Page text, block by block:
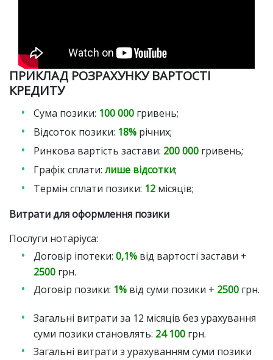
ПРИКЛАД РОЗРАХУНКУ ВАРТОСТІ
КРЕДИТУ
Сума позики: 100 000 гривень;
Відсоток позики: 18% річних;
Ринкова вартість застави: 200 000 гривень;
Графік сплати: лише відсотки;
Термін сплати позики: 12 місяців;
Витрати для оформлення позики
Послуги нотаріуса:
Договір іпотеки: 0,1% від вартості застави +
2500 грн.
Договір позики: 1% від суми позики + 2500 грн.
Загальні витрати за 12 місяців без урахування
суми позики становлять: 24 100 грн.
Загальні витрати з урахуванням суми позики